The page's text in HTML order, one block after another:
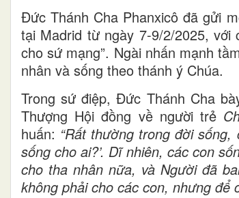
Đức Thánh Cha Phanxicô đã gửi
tại Madrid từ ngày 7-9/2/2025, với
cho sứ mạng”. Ngài nhấn mạnh
nhân và sống theo thánh ý Chúa.
Trong sứ điệp, Đức Thánh Cha
Thượng Hội đồng về người trẻ
huấn: “Rất thường trong đời sống,
sống cho ai?’. Dĩ nhiên, các con
cho tha nhân nữa, và Người đã
không phải cho các con, nhưng để